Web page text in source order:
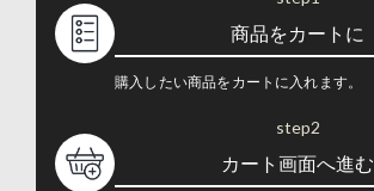
商品をカートに
購入したい商品をカートに入れます。
step2
カート画面へ進む